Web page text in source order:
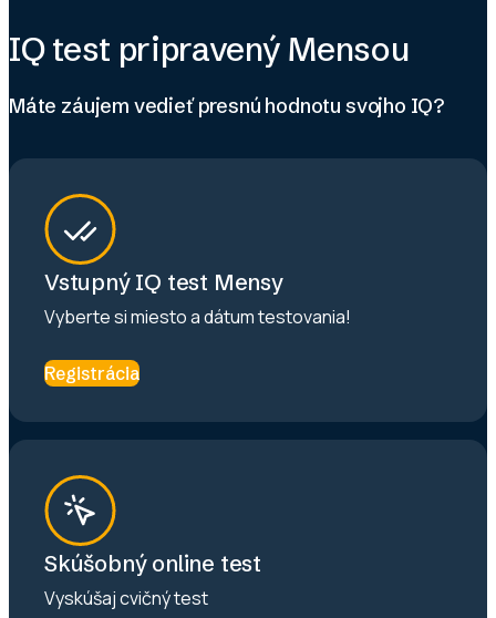
IQ test pripravený Mensou
Máte záujem vedieť presnú hodnotu svojho IQ?
Vstupný IQ test Mensy
Vyberte si miesto a dátum testovania!
Registrácia
Skúšobný online test
Vyskúšaj cvičný test